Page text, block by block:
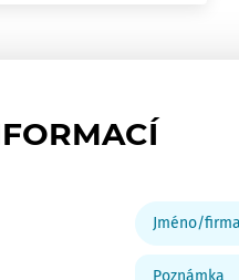
Jméno/firma
Poznámka